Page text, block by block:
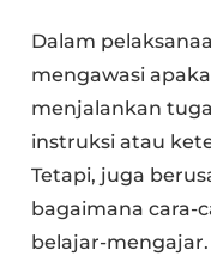
Dalam
mengawasi
menjalankan
instruksi atau
Tetapi, juga
bagaimana cara-
belajar-mengajar.